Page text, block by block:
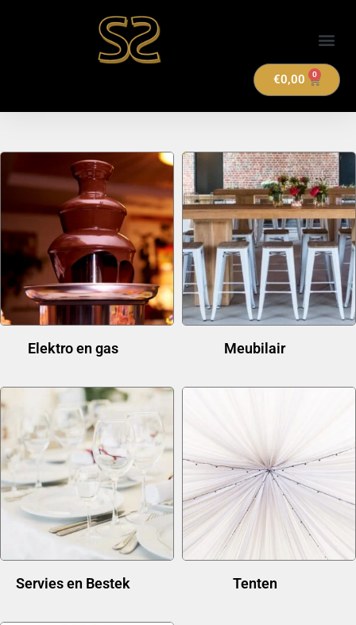
€0,00 0
Elektro en gas Meubilair
Servies en Bestek Tenten